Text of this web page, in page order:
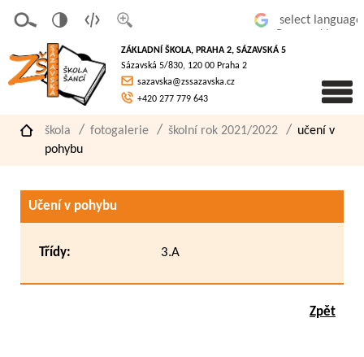
písmo
á
verze
pro
slaboz
raké
ZÁKLADNÍ ŠKOLA, PRAHA 2, SÁZAVSKÁ 5
Sázavská 5/830, 120 00 Praha 2
sazavska@zssazavska.cz
+420 277 779 643
škola fotogalerie školní rok 2021/2022
učení v
pohybu
Učení v pohybu
Třídy: 3.A
Zpět